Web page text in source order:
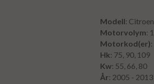
Modell:
Motorvolym:
Motorkod(er)
Hk: 75, 90, 109
Kw: 55, 66, 80
År: 2005 - 2013